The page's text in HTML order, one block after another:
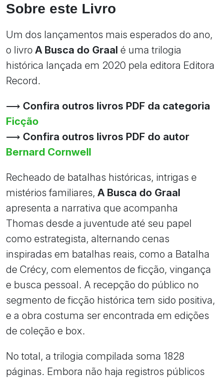
Sobre este Livro
Um dos lançamentos mais esperados do ano,
o livro A Busca do Graal é uma trilogia
histórica lançada em 2020 pela editora Editora
Record.
⟶ Confira outros livros PDF da categoria
Ficção
⟶ Confira outros livros PDF do autor
Bernard Cornwell
Recheado de batalhas históricas, intrigas e
mistérios familiares, A Busca do Graal
apresenta a narrativa que acompanha
Thomas desde a juventude até seu papel
como estrategista, alternando cenas
inspiradas em batalhas reais, como a Batalha
de Crécy, com elementos de ficção, vingança
e busca pessoal. A recepção do público no
segmento de ficção histórica tem sido positiva,
e a obra costuma ser encontrada em edições
de coleção e box.
No total, a trilogia compilada soma 1828
páginas. Embora não haja registros públicos